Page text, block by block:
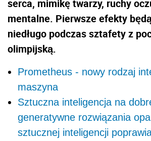
serca, mimikę twarzy, ruchy
mentalne. Pierwsze efekty
niedługo podczas sztafety z
olimpijską.
Prometheus - nowy rodzaj
maszyna
Sztuczna inteligencja na
generatywne rozwiązania
sztucznej inteligencji